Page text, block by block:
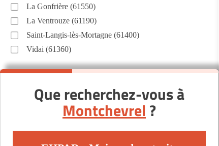
La Gonfrière (61550)
La Ventrouze (61190)
Saint-Langis-lès-Mortagne (61400)
Vidai (61360)
Que recherchez-vous à
Montchevrel ?